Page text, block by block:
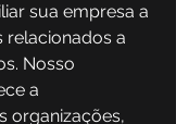
sua empresa a
relacionados a
Nosso
a
organizações,